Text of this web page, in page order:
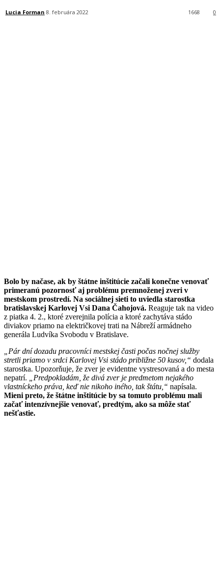
Lucia Forman 8. februára 2022 0
1668
Bolo by načase, ak by štátne inštitúcie začali konečne venovať
primeranú pozornosť aj problému premnoženej zveri v
mestskom prostredí. Na sociálnej sieti to uviedla starostka
bratislavskej Karlovej Vsi Dana Čahojová. Reaguje tak na video
z piatka 4. 2., ktoré zverejnila polícia a ktoré zachytáva stádo
diviakov priamo na električkovej trati na Nábreží armádneho
generála Ludvíka Svobodu v Bratislave.
„Pár dní dozadu pracovníci mestskej časti počas nočnej služby
stretli priamo v srdci Karlovej Vsi stádo približne 50 kusov,“ dodala
starostka. Upozorňuje, že zver je evidentne vystresovaná a do mesta
nepatrí.
„Predpokladám, že divá zver je predmetom nejakého
vlastníckeho práva, keď nie nikoho iného, tak štátu,“ napísala.
Mieni preto, že štátne inštitúcie by sa tomuto problému mali
začať intenzívnejšie venovať, predtým, ako sa môže stať
nešťastie.